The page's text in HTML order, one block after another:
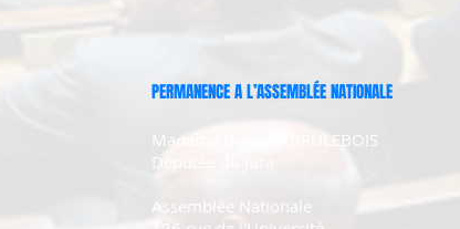
PERMANENCE A L’ASSEMBLÉE NATIONALE
Madame Danielle BRULEBOIS
Députée du Jura
Assemblée Nationale